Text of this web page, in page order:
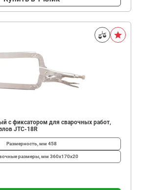
с фиксатором для сварочных работ,
JTC-18R
Размерность, мм 458
размеры, мм 360х170х20